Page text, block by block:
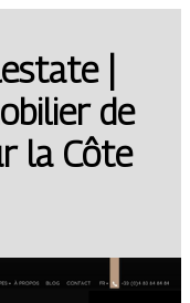
|
de
la Côte